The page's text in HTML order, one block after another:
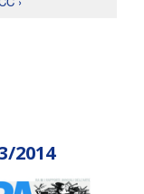
2014